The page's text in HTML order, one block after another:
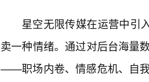
星空无限传媒在运营中引
卖一种情绪。通过对后台海量
——职场内卷、情感危机、自